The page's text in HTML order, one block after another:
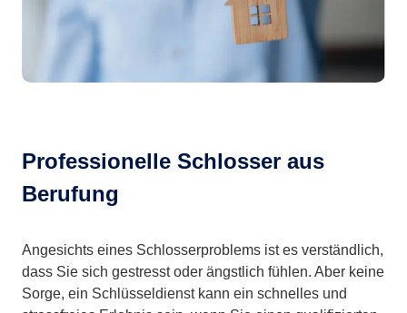
Professionelle Schlosser aus
Berufung
Angesichts eines Schlosserproblems ist es verständlich,
dass Sie sich gestresst oder ängstlich fühlen. Aber keine
Sorge, ein Schlüsseldienst kann ein schnelles und